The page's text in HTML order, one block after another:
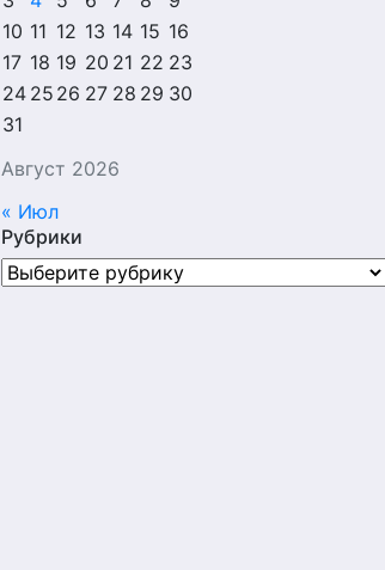
Август 2026
10 11 12 13 14 15 16
17 18 19 20 21 22 23
24 25 26 27 28 29 30
31
« Июл
Рубрики
Рубрики